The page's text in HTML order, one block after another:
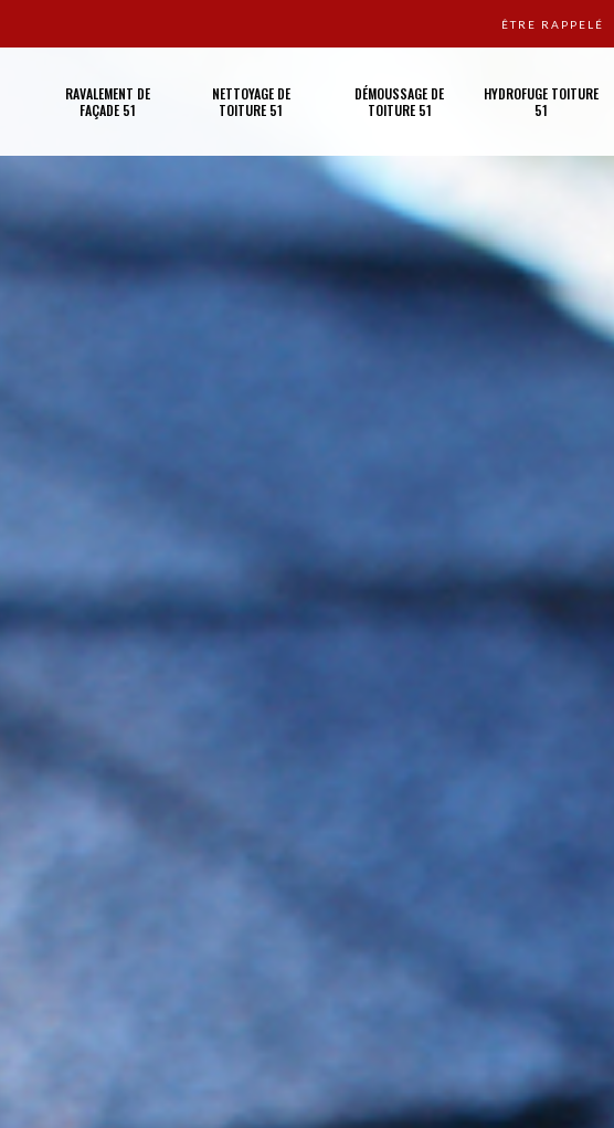
ÊTRE RAPPELÉ
RAVALEMENT DE
FAÇADE 51
NETTOYAGE DE
TOITURE 51
DÉMOUSSAGE DE
TOITURE 51
HYDROFUGE TOITURE
51